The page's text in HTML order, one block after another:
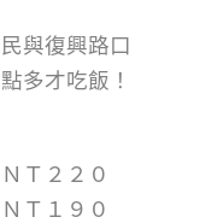
與復興路口
多才吃飯！
２２０
Ｔ１９０